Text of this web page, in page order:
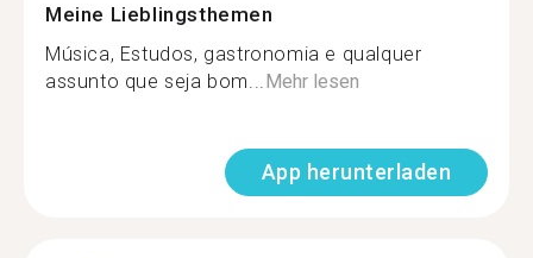
Meine Lieblingsthemen
Música, Estudos, gastronomia e qualquer
assunto que seja bom...Mehr lesen
App herunterladen